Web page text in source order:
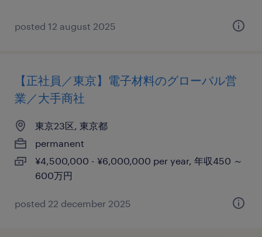
posted 12 august 2025
【正社員／東京】電子材料のグローバル営
業／大手商社
東京23区, 東京都
permanent
¥4,500,000 - ¥6,000,000 per year, 年収450 ～
600万円
posted 22 december 2025